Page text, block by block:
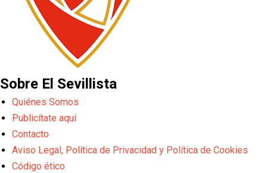
Sobre El Sevillista
Quiénes Somos
Publicítate aquí
Contacto
Aviso Legal, Política de Privacidad y Política de Cookies
Código ético